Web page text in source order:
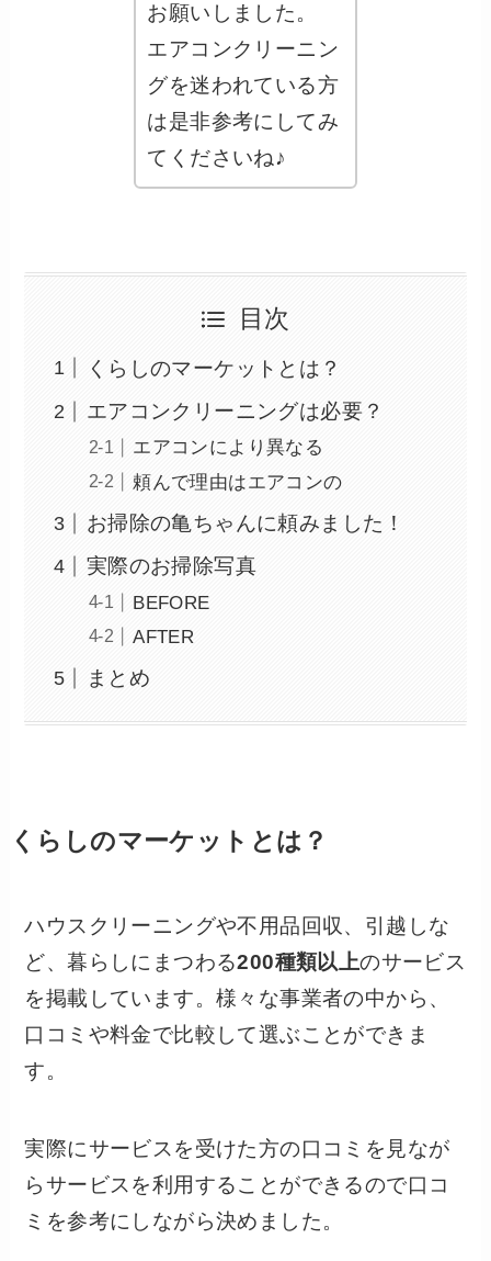
お願いしました。
エアコンクリーニン
グを迷われている方
は是非参考にしてみ
てくださいね♪
目次
くらしのマーケットとは？
エアコンクリーニングは必要？
エアコンにより異なる
頼んで理由はエアコンの
お掃除の亀ちゃんに頼みました！
実際のお掃除写真
BEFORE
AFTER
まとめ
くらしのマーケットとは？
ハウスクリーニングや不用品回収、引越しな
ど、暮らしにまつわる200種類以上のサービス
を掲載しています。様々な事業者の中から、
口コミや料金で比較して選ぶことができま
す。
実際にサービスを受けた方の口コミを見なが
らサービスを利用することができるので口コ
ミを参考にしながら決めました。